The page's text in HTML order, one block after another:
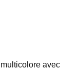
avec